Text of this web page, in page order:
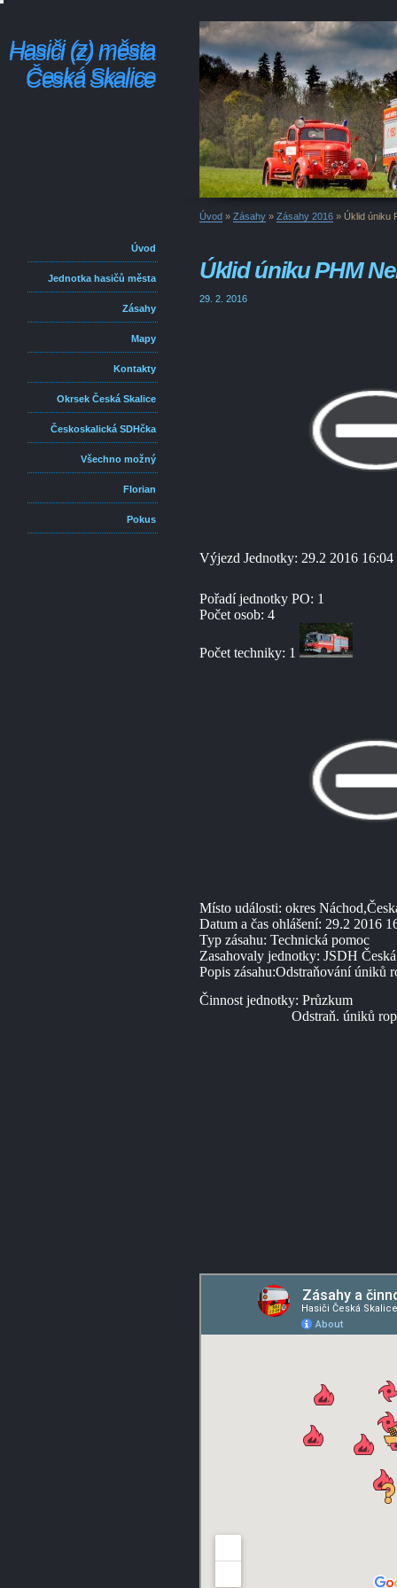
Hasiči (z) města
Česká Skalice
Hasiči (z) města
Česká Skalice
Úvod
Jednotka hasičů města
Zásahy
Mapy
Kontakty
Okrsek Česká Skalice
Českoskalická SDHčka
Všechno možný
Florian
Pokus
Úvod » Zásahy » Zásahy 2016 » Úklid úniku
Úklid úniku PHM
29. 2. 2016
Výjezd Jednotky: 29.2 2016 16:04
Pořadí jednotky PO: 1
Počet osob: 4
Počet techniky: 1
Místo události: okres
Datum a čas ohlášení: 29.2 2016
Typ zásahu: Technická pomoc
Zasahovaly jednotky: JSDH
Popis zásahu:Odstraňování úniků
Činnost jednotky: Průzkum
Odstraň. úniků rop.